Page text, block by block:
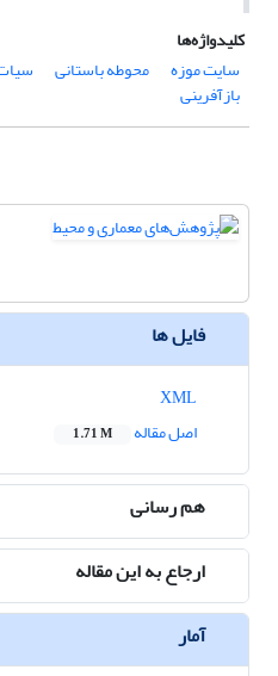
کلیدواژه‌ها
سایت موزه‌
محوطه‌ باستانی
بازآفرینی
فایل ها
اصل مقاله
1.71 M
هم رسانی
ارجاع به این مقاله
آمار